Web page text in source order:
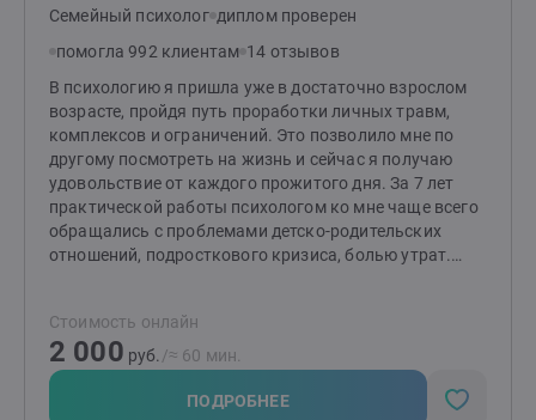
Семейный психолог диплом проверен
помогла 992 клиентам 14 отзывов
В психологию я пришла уже в достаточно взрослом
возрасте, пройдя путь проработки личных травм,
комплексов и ограничений. Это позволило мне по
другому посмотреть на жизнь и сейчас я получаю
удовольствие от каждого прожитого дня. За 7 лет
практической работы психологом ко мне чаще всего
обращались с проблемами детско-родительских
отношений, подросткового кризиса, болью утрат.
буду поделиться своими знаниями и быть полезной
тем, кто готов к изменениям!Чаще всего в работе
использую гештальт-подход.
Стоимость онлайн
2 000 руб. /≈ 60 мин.
ПОДРОБНЕЕ